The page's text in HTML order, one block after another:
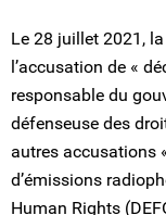
Le 28 juillet 2021,
l’accusation de «
responsable du
défenseuse des
autres accusations
d’émissions
Human Rights